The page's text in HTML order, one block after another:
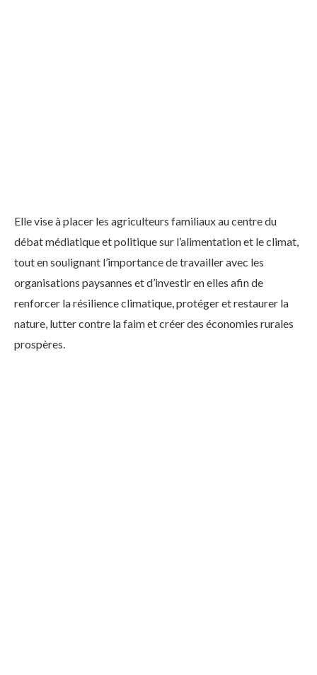
Elle vise à placer les agriculteurs familiaux au centre du
débat médiatique et politique sur l’alimentation et le climat,
tout en soulignant l’importance de travailler avec les
organisations paysannes et d’investir en elles afin de
renforcer la résilience climatique, protéger et restaurer la
nature, lutter contre la faim et créer des économies rurales
prospères.